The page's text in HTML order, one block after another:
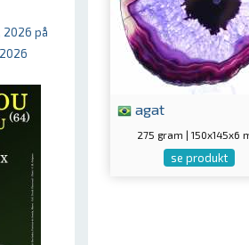
2026 på
agat
275 gram | 150x145x6
se produkt